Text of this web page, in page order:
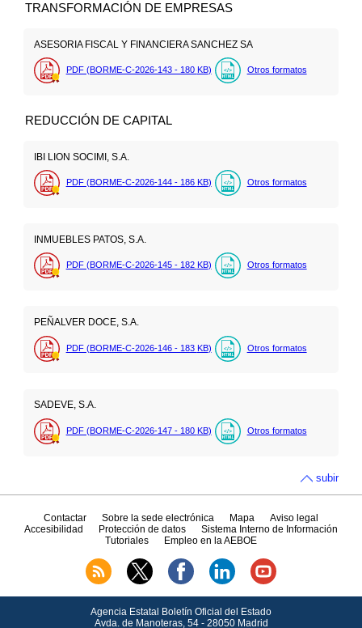
TRANSFORMACIÓN DE EMPRESAS
ASESORIA FISCAL Y FINANCIERA SANCHEZ SA
PDF (BORME-C-2026-143 - 180 KB) Otros formatos
REDUCCIÓN DE CAPITAL
IBI LION SOCIMI, S.A.
PDF (BORME-C-2026-144 - 186 KB) Otros formatos
INMUEBLES PATOS, S.A.
PDF (BORME-C-2026-145 - 182 KB) Otros formatos
PEÑALVER DOCE, S.A.
PDF (BORME-C-2026-146 - 183 KB) Otros formatos
SADEVE, S.A.
PDF (BORME-C-2026-147 - 180 KB) Otros formatos
subir
Contactar Sobre la sede electrónica Mapa
Aviso legal
Accesibilidad
Protección de datos
Sistema Interno de Información
Tutoriales
Empleo en la AEBOE
Agencia Estatal Boletín Oficial del Estado
Avda. de Manoteras, 54 - 28050 Madrid